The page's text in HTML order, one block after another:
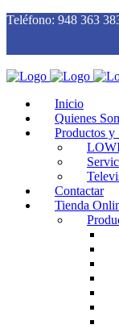
Teléfono: 948 363
Inicio
Quienes
Productos y
Contactar
Tienda